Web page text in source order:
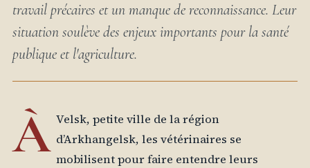
travail précaires et un manque de reconnaissance. Leur
situation soulève des enjeux importants pour la santé
publique et l'agriculture.
À Velsk, petite ville de la région
d’Arkhangelsk, les vétérinaires se
mobilisent pour faire entendre leurs